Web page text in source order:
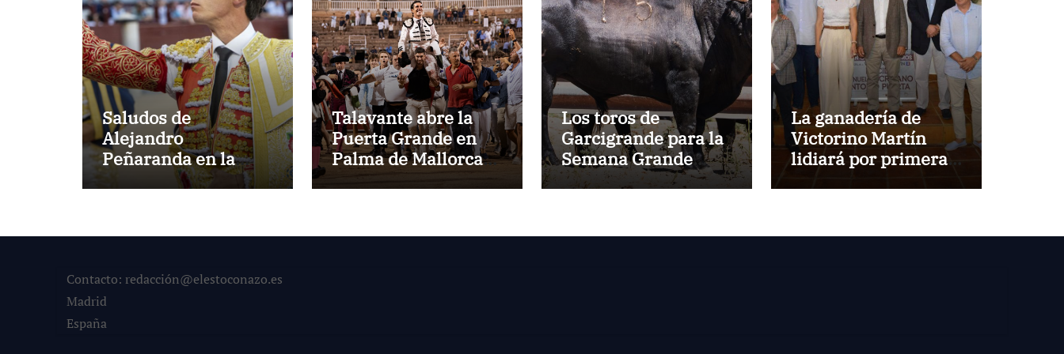
Saludos de
Alejandro
Peñaranda en la
primera corrida de
Talavante abre la
Puerta Grande en
Palma de Mallorca
con una gran tarde
Los toros de
Garcigrande para la
Semana Grande
Donostiarra
La ganadería de
Victorino Martín
lidiará por primera
conmemorativa de
Contacto: redacción@elestoconazo.es
Madrid
España